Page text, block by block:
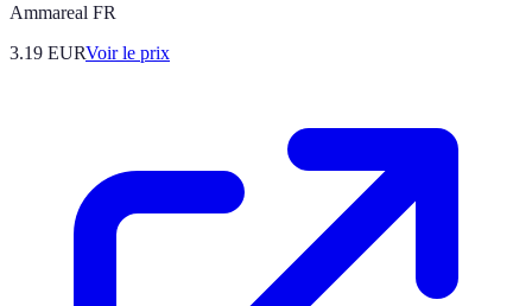
Ammareal FR
3.19 EURVoir le prix